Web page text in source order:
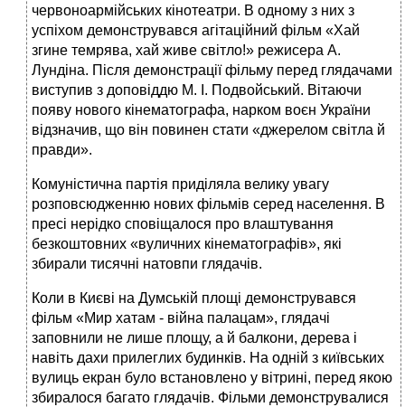
червоноармійських кінотеатри. В одному з них з
успіхом демонструвався агітаційний фільм «Хай
згине темрява, хай живе світло!» режисера А.
Лундіна. Після демонстрації фільму перед глядачами
виступив з доповіддю М. І. Подвойський. Вітаючи
появу нового кінематографа, нарком воєн України
відзначив, що він повинен стати «джерелом світла й
правди».
Комуністична партія приділяла велику увагу
розповсюдженню нових фільмів серед населення. В
пресі нерідко сповіщалося про влаштування
безкоштовних «вуличних кінематографів», які
збирали тисячні натовпи глядачів.
Коли в Києві на Думській площі демонструвався
фільм «Мир хатам - війна палацам», глядачі
заповнили не лише площу, а й балкони, дерева і
навіть дахи прилеглих будинків. На одній з київських
вулиць екран було встановлено у вітрині, перед якою
збиралося багато глядачів. Фільми демонструвалися